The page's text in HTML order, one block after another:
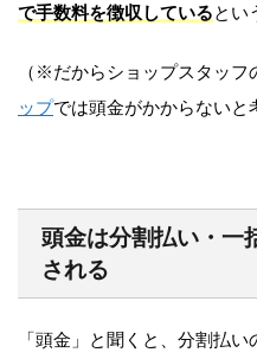
で手数料を徴収しているとい
（※だからショップスタッフ
ップでは頭金がかからないと
頭金は分割払い・一
される
「頭金」と聞くと、分割払